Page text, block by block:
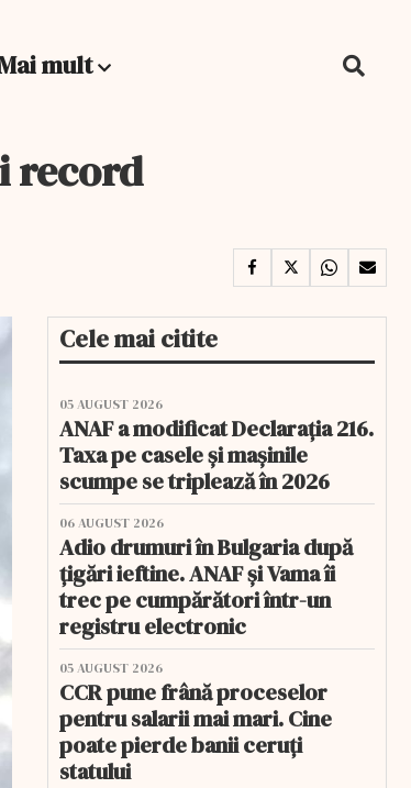
mult
record
Cele mai citite
05 AUGUST 2026
ANAF a modificat Declarația 216.
Taxa pe casele și mașinile
scumpe se triplează în 2026
06 AUGUST 2026
Adio drumuri în Bulgaria după
țigări ieftine. ANAF și Vama îi
trec pe cumpărători într-un
registru electronic
05 AUGUST 2026
CCR pune frână proceselor
pentru salarii mai mari. Cine
poate pierde banii ceruți
statului